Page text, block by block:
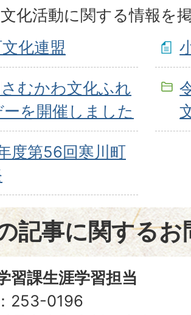
化活動に関する情報を
化連盟
さむかわ文化ふれ
を開催しました
度第56回寒川町
記事に関するお
習課生涯学習担当
253-0196